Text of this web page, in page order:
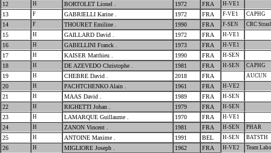
12 H BORTOLET Lionel . 1972 FRA H-VE1
13 F GABRIELLI Karine . 1972 FRA F-VE1 CAPHG
14 F THOURET Emiline . 1990 FRA F-SEN CRC
15 H GAILLARD David . 1972 FRA H-VE1
16 H GABELLINI Franck . 1973 FRA H-VE1
17 H KAISER Matthieu . 1990 FRA H-SEN
18 H DE AZEVEDO Christophe . 1981 FRA H-SEN CAPHG
19 H CHEBRE David . 2018 FRA AUCUN
20 H PACHTCHENKO Alain . 1961 FRA H-VE2
21 H MAAS David . 1989 FRA H-SEN
22 H RIGHETTI Johan . 1979 FRA H-SEN
23 H LAMARQUE Guillaume . 1970 FRA H-VE1
24 H ZANON Vincent . 1981 FRA H-SEN PHAR
25 H ANTOINE Maxime . 1991 BEL H-SEN BATSTH
26 H MIGLIORE Joseph . 1962 FRA H-VE2 Team